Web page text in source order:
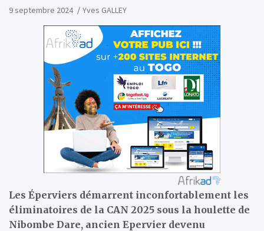
9 septembre 2024 Yves GALLEY
Les Éperviers démarrent inconfortablement les
éliminatoires de la CAN 2025 sous la houlette de
Nibombe Dare, ancien Epervier devenu